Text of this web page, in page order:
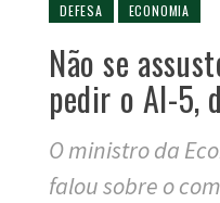
DEFESA ECONOMIA
Não se
pedir o AI-5,
O ministro da
falou sobre o